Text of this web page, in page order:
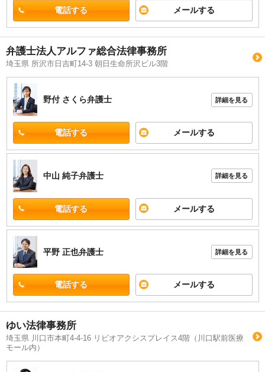
電話する メールする
弁護士法人アルファ総合法律事務所
埼玉県 所沢市日吉町14-3 朝日生命所沢ビル3階
野付 さくら弁護士 詳細を見る
電話する メールする
中山 純子弁護士 詳細を見る
電話する メールする
平野 正也弁護士 詳細を見る
電話する メールする
ゆい法律事務所
埼玉県 川口市本町4-4-16 リビオアクシスプレイス4階（川口駅前医療
モール内）